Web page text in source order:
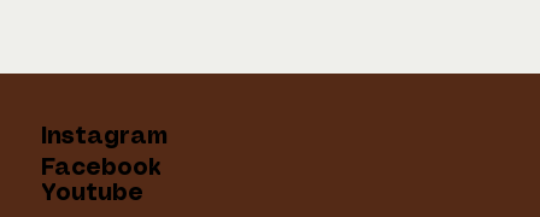
Instagram
Facebook
Youtube